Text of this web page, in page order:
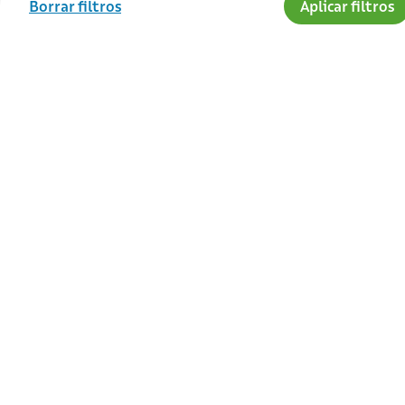
Borrar filtros Aplicar filtros